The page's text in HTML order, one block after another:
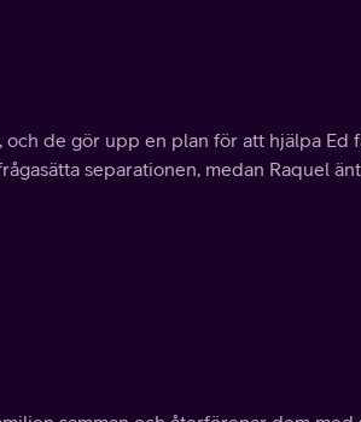
de gör upp en plan för att hjälpa Ed
separationen, medan Raquel